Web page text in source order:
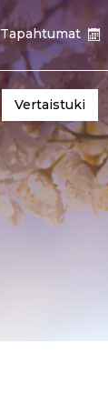
Tapahtumat
Vertaistuki